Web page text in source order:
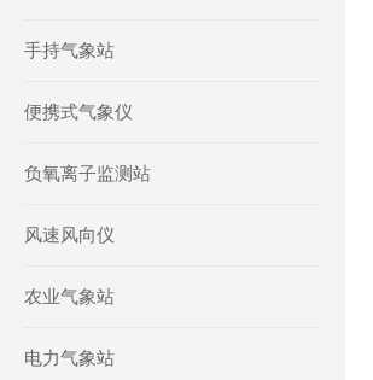
手持气象站
便携式气象仪
负氧离子监测站
风速风向仪
农业气象站
电力气象站